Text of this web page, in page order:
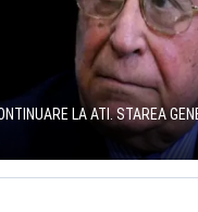
LA ATI. STAREA